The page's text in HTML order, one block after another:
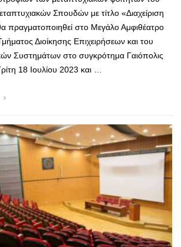
Σπουδών με τίτλο «Διαχείριση
πραγματοποιηθεί στο Μεγάλο Αμφιθέατρο
Διοίκησης Επιχειρήσεων και του
Συστημάτων στο συγκρότημα Γαιόπολις
18 Ιουλίου 2023 και …